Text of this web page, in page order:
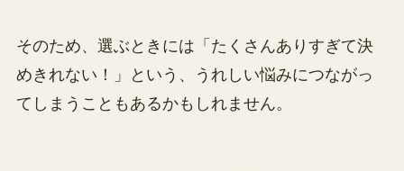
そのため、選ぶときには「たくさんありすぎて決
めきれない！」という、うれしい悩みにつながっ
てしまうこともあるかもしれません。